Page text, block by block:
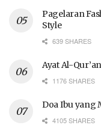
Pagelaran
Style
639 SHARES
Ayat Al-
1176 SHARES
Doa Ibu yang
4105 SHARES